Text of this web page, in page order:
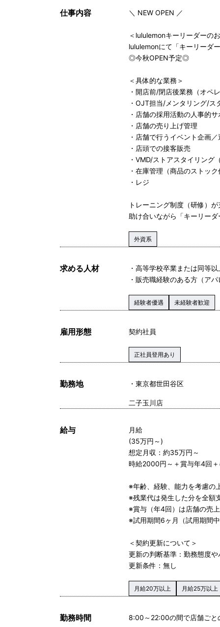
仕事内容 ＼ NEW OPEN ／
＜lululemonキーリーダーの
lululemonにて「キーリーダ
◎今秋OPEN予定◎
＜具体的な業務＞
・開店前/閉店後業務（オペ
・OJT担当/メンタリング/ス
・店舗の採用活動の人事的
・店舗の売り上げ管理
・店舗で行うイベント企画
・店頭での接客販売
・VMD/ストアスタイリング
・在庫管理（商品のストッ
・レジ
トレーニング制度（研修）
助け合いながら「キーリー
外資系
求める人材
・高等学校卒業または同等以
・販売職経験のある方（ア
経験者優遇 未経験者歓迎
雇用形態 契約社員
正社員登用あり
勤務地 東京都世田谷区
二子玉川店
給与
月給
(35万円～)
想定月収：約35万円～
時給2000円～＋賞与年4回
※年齢、経験、能力を考慮の
※残業代は発生した分を全額
※賞与（年4回）は店舗の売
※試用期間6ヶ月（試用期間
＜契約更新について＞
更新の判断基準：勤務態度
更新条件：無し
月給20万以上 月給25万以上
勤務時間 8:00～22:00の間で店舗ごと